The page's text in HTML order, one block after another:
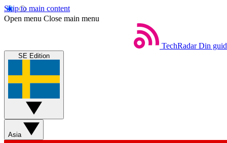
Skip to main content
Open menu Close main menu
TechRadar Din
SE Edition
Asia